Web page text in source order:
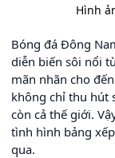
Hình
Bóng đá Đông
diễn biến sôi nổi
mãn nhãn cho
không chỉ thu hút
còn cả thế giới.
tình hình bảng
qua.